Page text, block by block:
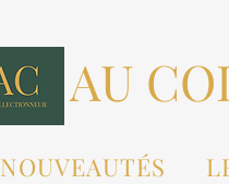
AU
NOUVEAUTÉS